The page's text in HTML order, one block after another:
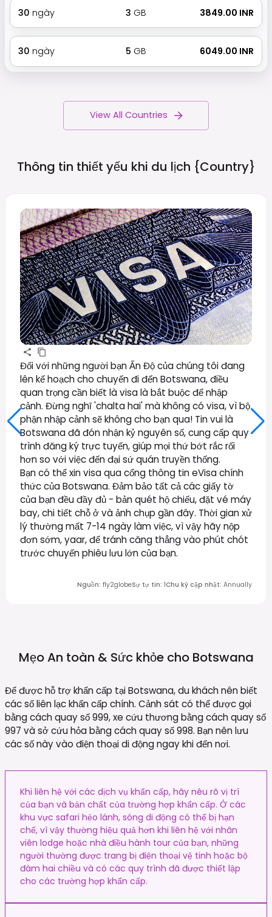
30 ngày 3 GB ₹ 3849.00 INR
30 ngày 5 GB ₹ 6049.00 INR
View All Countries
Thông tin thiết yếu khi du lịch {country}
Đối với những người bạn Ấn Độ của chúng tôi đang
lên kế hoạch cho chuyến đi đến Botswana, điều
quan trọng cần biết là visa là bắt buộc để nhập
cảnh. Đừng nghĩ 'chalta hai' mà không có visa, vì bộ
phận nhập cảnh sẽ không cho bạn qua! Tin vui là
Botswana đã đón nhận kỷ nguyên số, cung cấp quy
trình đăng ký trực tuyến, giúp mọi thứ bớt rắc rối
hơn so với việc đến đại sứ quán truyền thống.
Bạn có thể xin visa qua cổng thông tin eVisa chính
thức của Botswana. Đảm bảo tất cả các giấy tờ
của bạn đều đầy đủ - bản quét hộ chiếu, đặt vé máy
bay, chi tiết chỗ ở và ảnh chụp gần đây. Thời gian xử
lý thường mất 7-14 ngày làm việc, vì vậy hãy nộp
đơn sớm, yaar, để tránh căng thẳng vào phút chót
trước chuyến phiêu lưu lớn của bạn.
Nguồn: fly2globeSự tự tin: 1Chu kỳ cập nhật: Annually
Mẹo An toàn & Sức khỏe cho Botswana
Để được hỗ trợ khẩn cấp tại Botswana, du khách nên biết
các số liên lạc khẩn cấp chính. Cảnh sát có thể được gọi
bằng cách quay số 999, xe cứu thương bằng cách quay số
997 và sở cứu hỏa bằng cách quay số 998. Bạn nên lưu
các số này vào điện thoại di động ngay khi đến nơi.
Khi liên hệ với các dịch vụ khẩn cấp, hãy nêu rõ vị trí
của bạn và bản chất của trường hợp khẩn cấp. Ở các
khu vực safari hẻo lánh, sóng di động có thể bị hạn
chế, vì vậy thường hiệu quả hơn khi liên hệ với nhân
viên lodge hoặc nhà điều hành tour của bạn, những
người thường được trang bị điện thoại vệ tinh hoặc bộ
đàm hai chiều và có các quy trình đã được thiết lập
cho các trường hợp khẩn cấp.